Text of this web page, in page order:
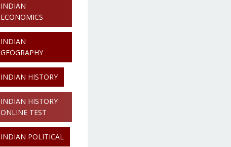
INDIAN
ECONOMICS
INDIAN
GEOGRAPHY
INDIAN HISTORY
INDIAN HISTORY
ONLINE TEST
INDIAN POLITICAL